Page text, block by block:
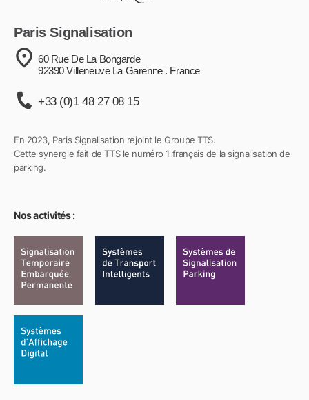
Paris Signalisation
60 Rue De La Bongarde
92390 Villeneuve La Garenne . France
+33 (0)1 48 27 08 15
En 2023, Paris Signalisation rejoint le Groupe TTS.
Cette synergie fait de TTS le numéro 1 français de la signalisation de
parking.
Nos activités :